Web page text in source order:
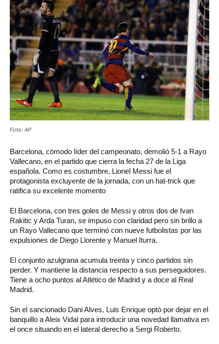
Foto: AP
Barcelona, cómodo líder del campeonato, demolió 5-1 a Rayo
Vallecano, en el partido que cierra la fecha 27 de la Liga
española. Como es costumbre, Lionel Messi fue el
protagonista excluyente de la jornada, con un hat-trick que
ratifica su excelente momento
El Barcelona, con tres goles de Messi y otros dos de Ivan
Rakitic y Arda Turan, se impuso con claridad pero sin brillo a
un Rayo Vallecano que terminó con nueve futbolistas por las
expulsiones de Diego Llorente y Manuel Iturra.
El conjunto azulgrana acumula treinta y cinco partidos sin
perder. Y mantiene la distancia respecto a sus perseguidores.
Tiene a ocho puntos al Atlético de Madrid y a doce al Real
Madrid.
Sin el sancionado Dani Alves, Luis Enrique optó por dejar en el
banquillo a Aleix Vidal para introducir una novedad llamativa en
el once situando en el lateral derecho a Sergi Roberto.